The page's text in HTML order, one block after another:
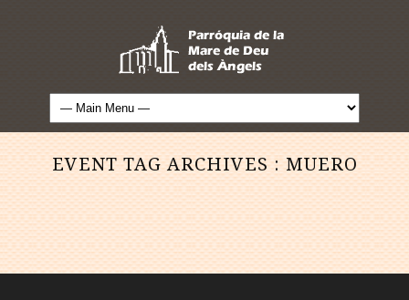
EVENT TAG ARCHIVES :MUERO